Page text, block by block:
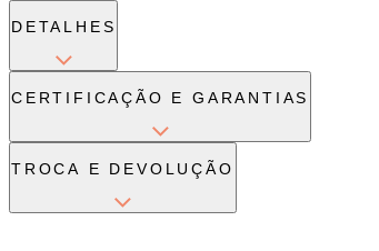
DETALHES
CERTIFICAÇÃO E GARANTIAS
TROCA E DEVOLUÇÃO